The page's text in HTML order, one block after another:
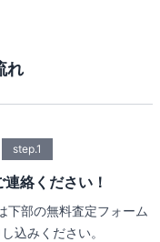
れ
step.1
連絡ください！
下部の無料査定フォーム
込みください。